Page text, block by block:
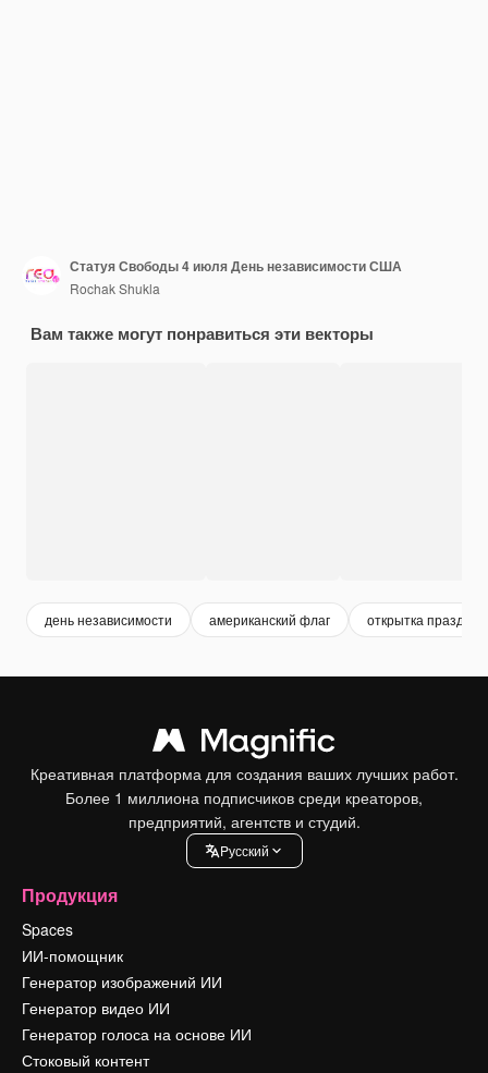
Статуя Свободы 4 июля День независимости США
Rochak Shukla
Вам также могут понравиться эти векторы
день независимости американский флаг открытка праздник
Креативная платформа для создания ваших лучших работ.
Более 1 миллиона подписчиков среди креаторов,
предприятий, агентств и студий.
Pусский
Продукция
Spaces
ИИ-помощник
Генератор изображений ИИ
Генератор видео ИИ
Генератор голоса на основе ИИ
Стоковый контент